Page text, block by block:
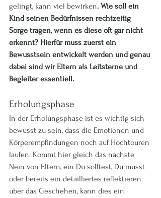
gelingt, kann viel bewirken. Wie soll ein
Kind seinen Bedürfnissen rechtzeitig
Sorge tragen, wenn es diese oft gar nicht
erkennt? Hierfür muss zuerst ein
Bewusstsein entwickelt werden und genau
dabei sind wir Eltern als Leitsterne und
Begleiter essentiell.
Erholungsphase
In der Erholungsphase ist es wichtig sich
bewusst zu sein, dass die Emotionen und
Körperempfindungen noch auf Hochtouren
laufen. Kommt hier gleich das nächste
Nein von Eltern, ein Du solltest, Du musst
oder bereits ein detailliertes reflektieren
über das Geschehen, kann dies ein